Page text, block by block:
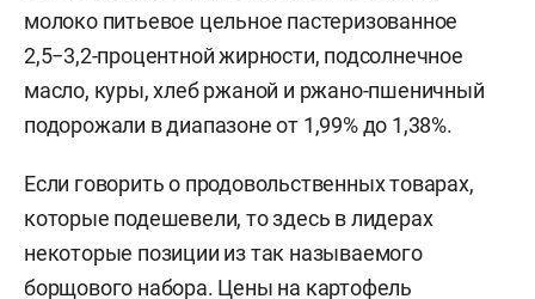
молоко питьевое цельное пастеризованное
2,5−3,2-процентной жирности, подсолнечное
масло, куры, хлеб ржаной и ржано-пшеничный
подорожали в диапазоне от 1,99% до 1,38%.
Если говорить о продовольственных товарах,
которые подешевели, то здесь в лидерах
некоторые позиции из так называемого
борщового набора. Цены на картофель